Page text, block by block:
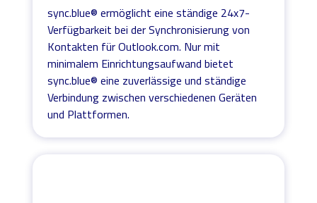
sync.blue® ermöglicht eine ständige 24x7-
Verfügbarkeit bei der Synchronisierung von
Kontakten für Outlook.com. Nur mit
minimalem Einrichtungsaufwand bietet
sync.blue® eine zuverlässige und ständige
Verbindung zwischen verschiedenen Geräten
und Plattformen.